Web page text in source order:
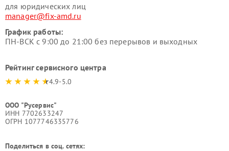
для юридических лиц
manager@fix-amd.ru
График работы:
ПН-ВСК с 9:00 до 21:00 без перерывов и выходных
Рейтинг сервисного центра
4.9-5.0
ООО "Русервис"
ИНН 7702633247
ОГРН 1077746335776
Поделиться в соц. сетях: